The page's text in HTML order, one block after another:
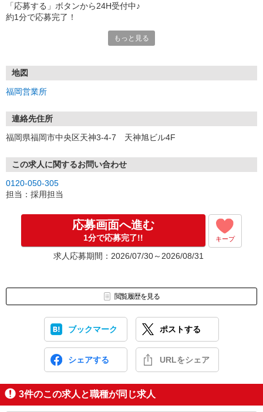
「応募する」ボタンから24H受付中♪
約1分で応募完了！
①応募から3営業日を目安に、メールorお電話でご連絡します。
★スマホでWEB面接（LINEなど）・出張面接・事務所面接と選べま
す
③面接実施（履歴書不要）
※ご希望があれば、職場見学の調整もOKです！
お気軽にご応募ください♪
もっと見る
地図
福岡営業所
連絡先住所
福岡県福岡市中央区天神3-4-7 天神旭ビル4F
この求人に関するお問い合わせ
0120-050-305
担当：採用担当
応募画面へ進む
1分で応募完了!! キープ
求人応募期間：2026/07/30～2026/08/31
閲覧履歴を見る
ブックマーク ポストする
シェアする URLをシェア
3件のこの求人と職種が同じ求人